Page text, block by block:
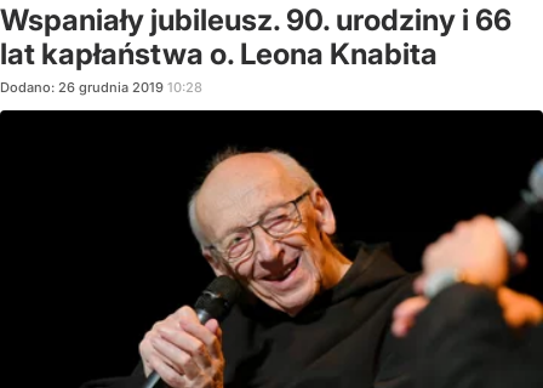
Wspaniały jubileusz. 90. urodziny i 66
lat kapłaństwa o. Leona Knabita
Dodano: 26 grudnia 2019 10:28